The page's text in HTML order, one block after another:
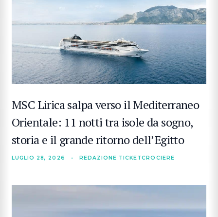
MSC Lirica salpa verso il Mediterraneo
Orientale: 11 notti tra isole da sogno,
storia e il grande ritorno dell’Egitto
LUGLIO 28, 2026 • REDAZIONE TICKETCROCIERE